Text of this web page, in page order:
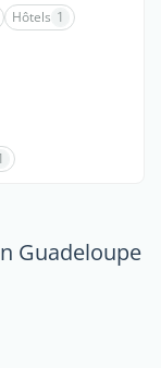
Hôtels 1
Guadeloupe